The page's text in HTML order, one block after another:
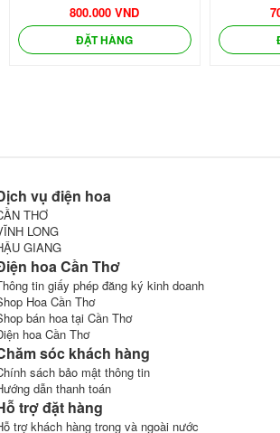
800.000 VND
ĐẶT HÀNG
vụ điện hoa
THƠ
LONG
GIANG
hoa Cần Thơ
tin giấy phép đăng ký kinh doanh
Hoa Cần Thơ
bán hoa tại Cần Thơ
hoa Cần Thơ
sóc khách hàng
sách bảo mật thông tin
dẫn thanh toán
trợ đặt hàng
trợ khách hàng trong và ngoài nước